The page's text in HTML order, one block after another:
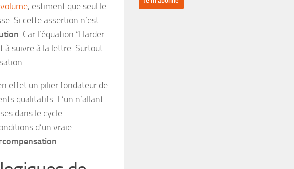
, estiment que seul le
Si cette assertion n’est
. Car l’équation “Harder
à suivre à la lettre. Surtout
effet un pilier fondateur de
qualitatifs. L’un n’allant
dans le cycle
d’un vraie
.